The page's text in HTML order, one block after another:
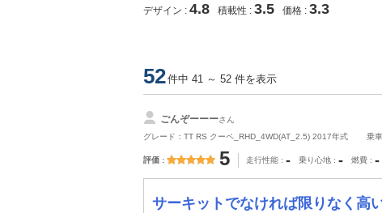
デザイン 4.8 積載性 3.5 価格 3.3
52件中 41 ～ 52 件を表示
ごんぞーーーさん
グレード：TT RS クーペ_RHD_4WD(AT_2.5) 2017年式
乗
評価 5 走行性能 - 乗り心地 - 燃費 -
サーキットでなければ限りなく高